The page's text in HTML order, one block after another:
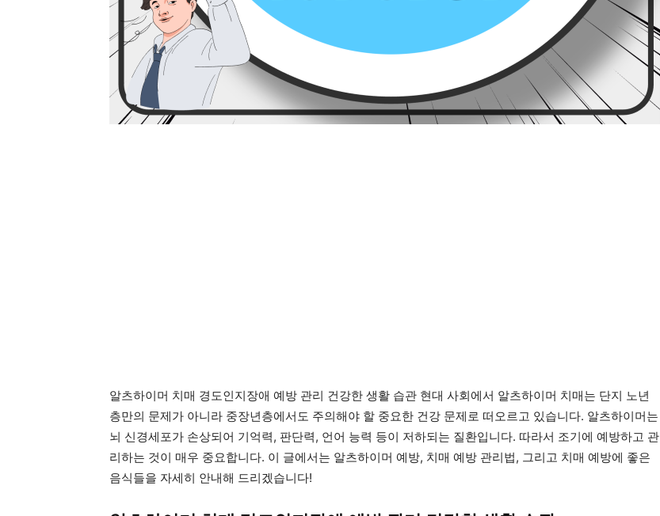
알츠하이머 치매 경도인지장애 예방 관리 건강한 생활 습관 현대 사회에서 알츠하이머 치매는 단지 노년
층만의 문제가 아니라 중장년층에서도 주의해야 할 중요한 건강 문제로 떠오르고 있습니다. 알츠하이머는
뇌 신경세포가 손상되어 기억력, 판단력, 언어 능력 등이 저하되는 질환입니다. 따라서 조기에 예방하고 관
리하는 것이 매우 중요합니다. 이 글에서는 알츠하이머 예방, 치매 예방 관리법, 그리고 치매 예방에 좋은
음식들을 자세히 안내해 드리겠습니다!